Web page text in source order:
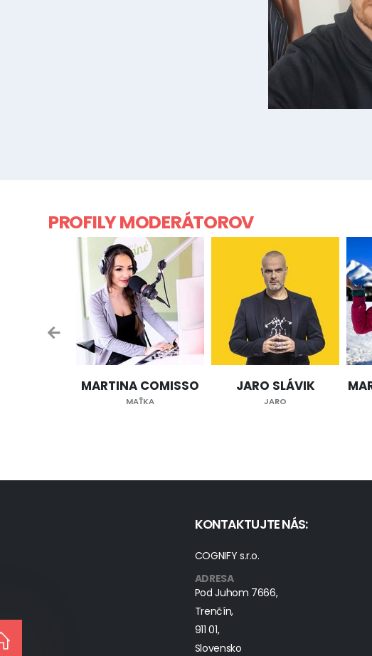
PROFILY MODERÁTOROV
MARTINA COMISSO
MAŤKA
JARO SLÁVIK
JARO
KONTAKTUJTE NÁS:
COGNIFY s.r.o.
ADRESA
Pod Juhom 7666,
Trenčín,
911 01,
Slovensko